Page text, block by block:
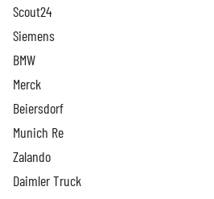
Scout24
Siemens
BMW
Merck
Beiersdorf
Munich Re
Zalando
Daimler Truck